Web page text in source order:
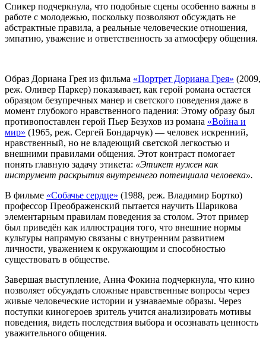
Спикер подчеркнула, что подобные сцены особенно важны в
работе с молодежью, поскольку позволяют обсуждать не
абстрактные правила, а реальные человеческие отношения,
эмпатию, уважение и ответственность за атмосферу общения.
Образ Дориана Грея из фильма «Портрет Дориана Грея» (2009,
реж. Оливер Паркер) показывает, как герой романа остается
образцом безупречных манер и светского поведения даже в
момент глубокого нравственного падения: Этому образу был
противопоставлен герой Пьер Безухов из романа «Война и
мир» (1965, реж. Сергей Бондарчук) — человек искренний,
нравственный, но не владеющий светской легкостью и
внешними правилами общения. Этот контраст помогает
понять главную задачу этикета: «Этикет нужен как
инструмент раскрытия внутреннего потенциала человека».
В фильме «Собачье сердце» (1988, реж. Владимир Бортко)
профессор Преображенский пытается научить Шарикова
элементарным правилам поведения за столом. Этот пример
был приведён как иллюстрация того, что внешние нормы
культуры напрямую связаны с внутренним развитием
личности, уважением к окружающим и способностью
существовать в обществе.
Завершая выступление, Анна Фокина подчеркнула, что кино
позволяет обсуждать сложные нравственные вопросы через
живые человеческие истории и узнаваемые образы. Через
поступки киногероев зритель учится анализировать мотивы
поведения, видеть последствия выбора и осознавать ценность
уважительного общения.